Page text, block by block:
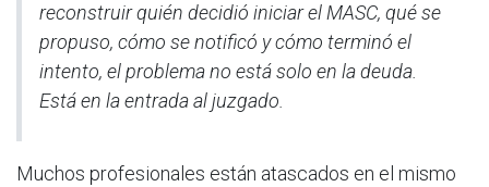
reconstruir quién decidió iniciar el MASC, qué se
propuso, cómo se notificó y cómo terminó el
intento, el problema no está solo en la deuda.
Está en la entrada al juzgado.
Muchos profesionales están atascados en el mismo